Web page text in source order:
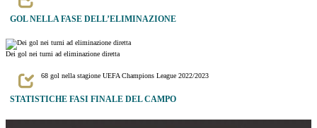
GOL NELLA FASE DELL’ELIMINAZIONE
Dei gol nei turni ad eliminazione diretta
68 gol nella stagione UEFA Champions League 2022/2023
STATISTICHE FASI FINALE DEL CAMPO